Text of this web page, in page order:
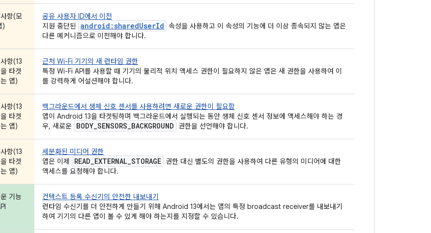
항(모
)
공유 사용자 ID에서 이전
지원 중단된
android:sharedUserId 속성을 사용하고 이 속성의 기능에 더 이상 종속되지 않는 앱은
다른 메커니즘으로 이전해야 합니다.
항(13
타겟
앱)
근처 Wi-Fi 기기의 새 런타임 권한
특정 Wi-Fi API를 사용할 때 기기의 물리적 위치 액세스 권한이 필요하지 않은 앱은 새 권한을 사용하여 이
를 강력하게 어설션해야 합니다.
항(13
타겟
앱)
백그라운드에서 생체 신호 센서를 사용하려면 새로운 권한이 필요함
앱이 Android 13을 타겟팅하며 백그라운드에서 실행되는 동안 생체 신호 센서 정보에 액세스해야 하는 경
우, 새로운 BODY_SENSORS_BACKGROUND 권한을 선언해야 합니다.
항(13
타겟
앱)
세분화된 미디어 권한
앱은 이제
READ_EXTERNAL_STORAGE 권한 대신 별도의 권한을 사용하여 다른 유형의 미디어에 대한
액세스를 요청해야 합니다.
기능
컨텍스트 등록 수신기의 안전한 내보내기
런타임 수신기를 더 안전하게 만들기 위해 Android 13에서는 앱의 특정 broadcast receiver를 내보내기
하여 기기의 다른 앱이 볼 수 있게 해야 하는지를 지정할 수 있습니다.